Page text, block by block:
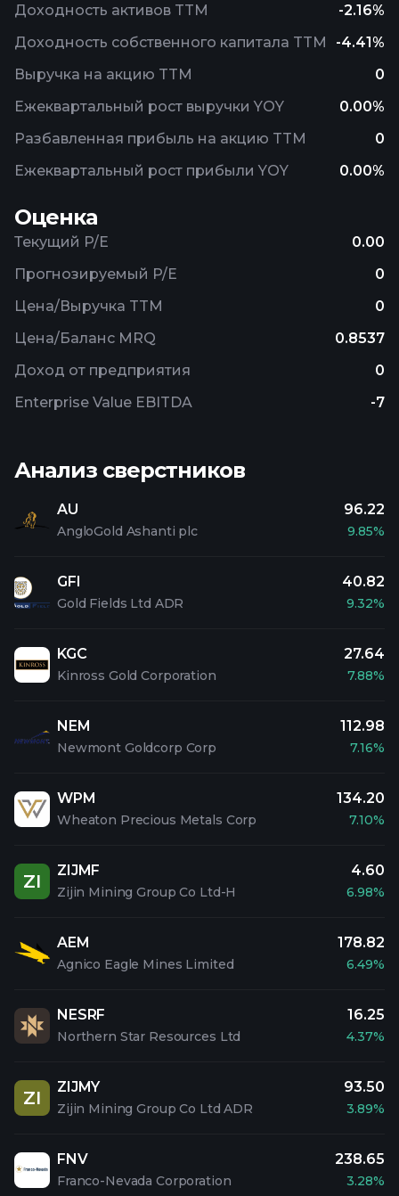
Доходность активов TTM
-2.16%
Доходность собственного капитала TTM
-4.41%
Выручка на акцию TTM
0
Ежеквартальный рост выручки YOY
0.00%
Разбавленная прибыль на акцию TTM
0
Ежеквартальный рост прибыли YOY
0.00%
Оценка
Текущий P/E
0.00
Прогнозируемый P/E
0
Цена/Выручка TTM
0
Цена/Баланс MRQ
0.8537
Доход от предприятия
0
Enterprise Value EBITDA
-7
Анализ сверстников
AU
AngloGold Ashanti plc
96.22
9.85%
GFI
Gold Fields Ltd ADR
40.82
9.32%
KGC
Kinross Gold Corporation
27.64
7.88%
NEM
Newmont Goldcorp Corp
112.98
7.16%
WPM
Wheaton Precious Metals Corp
134.20
7.10%
ZI
ZIJMF
Zijin Mining Group Co Ltd-H
4.60
6.98%
AEM
Agnico Eagle Mines Limited
178.82
6.49%
NESRF
Northern Star Resources Ltd
16.25
4.37%
ZI
ZIJMY
Zijin Mining Group Co Ltd ADR
93.50
3.89%
FNV
Franco-Nevada Corporation
238.65
3.28%